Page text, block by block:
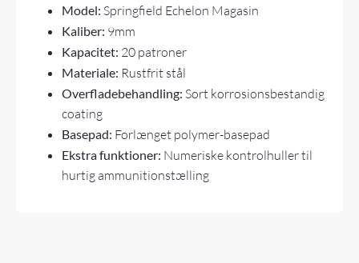
Model: Springfield Echelon Magasin
Kaliber: 9mm
Kapacitet: 20 patroner
Materiale: Rustfrit stål
Overfladebehandling: Sort korrosionsbestandig
coating
Basepad: Forlænget polymer-basepad
Ekstra funktioner: Numeriske kontrolhuller til
hurtig ammunitionstælling